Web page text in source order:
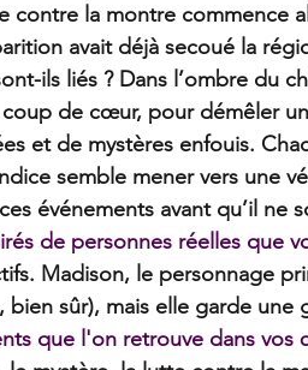
contre la montre commence
avait déjà secoué la
ils liés ? Dans l’ombre du
coup de cœur, pour démêler
et de mystères enfouis.
semble mener vers une
événements avant qu’il ne
de personnes réelles que
Madison, le personnage
sûr), mais elle garde une
que l'on retrouve dans vos